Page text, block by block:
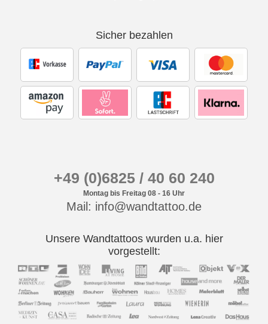
Sicher bezahlen
+49 (0)6825 / 40 60 240
Montag bis Freitag 08 - 16 Uhr
Mail: info@wandtattoo.de
Unsere Wandtattoos wurden u.a. hier
vorgestellt: